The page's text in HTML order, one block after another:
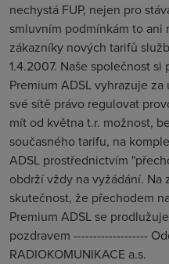
nechystá FUP, nejen pro
smluvním podmínkám to ani
zákazníky nových tarifů
1.4.2007. Naše společnost
Premium ADSL vyhrazuje
své sítě právo regulovat
mít od května t.r. možnost,
současného tarifu, na
ADSL prostřednictvím
obdrží vždy na vyžádání.
skutečnost, že přechodem
Premium ADSL se
pozdravem -------------------
RADIOKOMUNIKACE a.s.